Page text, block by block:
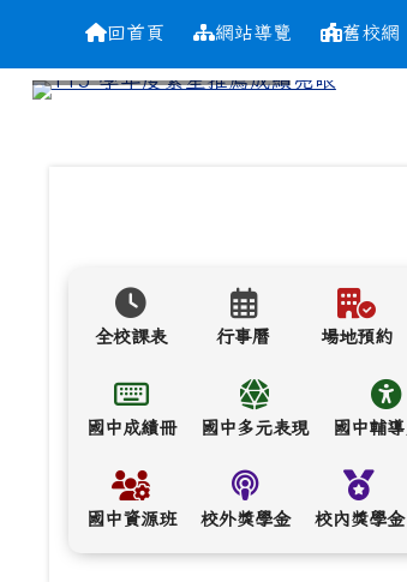
台南市南寧高中
導覽列回首頁 網站導覽 舊校網
全校課表 行事曆 場地預約
國中成績冊 國中多元表現 國中輔
國中資源班 校外獎學金 校內獎學金